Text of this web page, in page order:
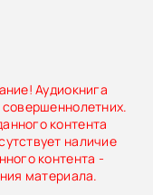
Аудиокнига
контента
наличие
контента -
материала.